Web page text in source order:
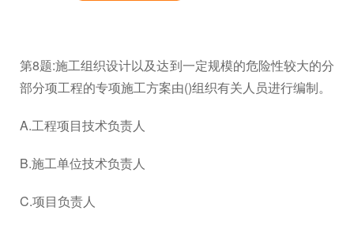
第8题:施工组织设计以及达到一定规模的危险性较大的分
部分项工程的专项施工方案由()组织有关人员进行编制。
A.工程项目技术负责人
B.施工单位技术负责人
C.项目负责人